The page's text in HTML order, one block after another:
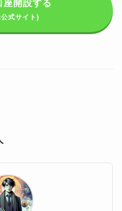
座開設する
式サイト)